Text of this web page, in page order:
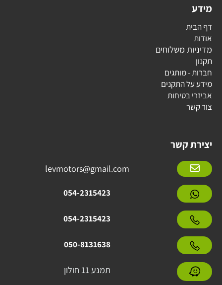
מידע
דף הבית
אודות
מדיניות משלוחים
תקנון
חברות - מותגים
מידע על התקנים
אביזרי בטיחות
צור קשר
יצירת קשר
levmotors@gmail.com
054-2315423
054-2315423
050-8131638
תמנע 11 חולון